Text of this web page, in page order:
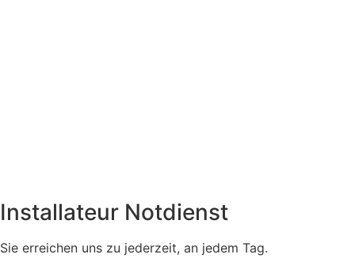
Installateur Notdienst
Sie erreichen uns zu jederzeit, an jedem Tag.